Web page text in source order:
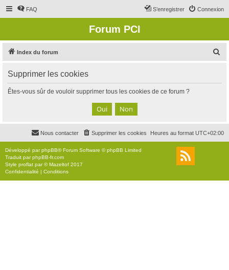
FAQ Connexion
S’enregistrer
Forum PCI
Index du forum
c
Supprimer les cookies
Êtes-vous sûr de vouloir supprimer tous les cookies de ce forum ?
Heures au format UTC+02:00
Supprimer les cookies
Nous contacter
Développé parphpBB® Forum Software © phpBB Limited
Traduit parphpBB-fr.com
Style proflat par ©Mazeltof 2017
Confidentialité | Conditions